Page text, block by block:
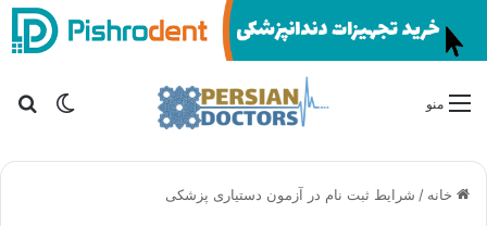
تغییر منو
خانه / شرایط ثبت نام در آزمون دستیاری پزشکی